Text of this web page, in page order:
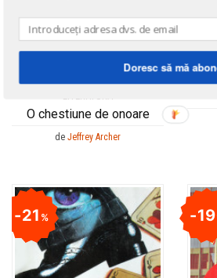
LITERATURĂ
O chestiune de onoare
de Jeffrey Archer
21%
Doresc să mă